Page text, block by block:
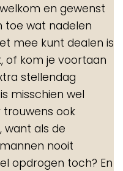
en gewenst
toe wat nadelen
mee kunt dealen is
of kom je voortaan
stellendag
misschien wel
trouwens ook
want als de
nooit
opdrogen toch? En